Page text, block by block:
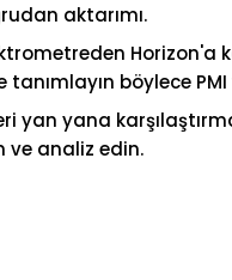
aktarımı.
Horizon'a
tanımlayın böylece
yan yana
ve analiz edin.